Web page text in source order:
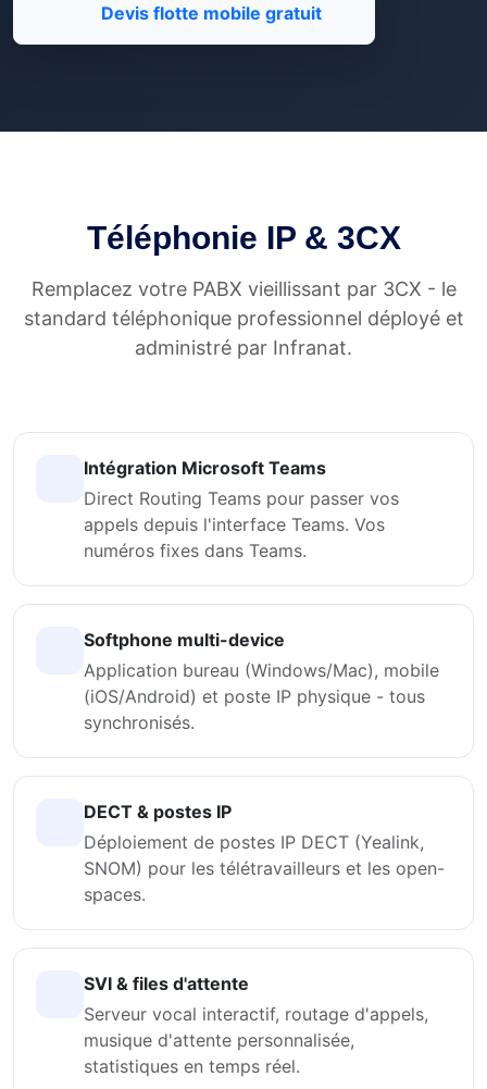
Devis flotte mobile gratuit
Téléphonie IP & 3CX
Remplacez votre PABX vieillissant par 3CX - le
standard téléphonique professionnel déployé et
administré par Infranat.
Intégration Microsoft Teams
Direct Routing Teams pour passer vos
appels depuis l'interface Teams. Vos
numéros fixes dans Teams.
Softphone multi-device
Application bureau (Windows/Mac), mobile
(iOS/Android) et poste IP physique - tous
synchronisés.
DECT & postes IP
Déploiement de postes IP DECT (Yealink,
SNOM) pour les télétravailleurs et les open-
spaces.
SVI & files d'attente
Serveur vocal interactif, routage d'appels,
musique d'attente personnalisée,
statistiques en temps réel.